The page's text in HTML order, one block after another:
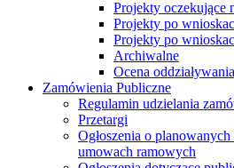
Projekty oczekujące
Projekty po
Projekty po
Archiwalne
Ocena
Zamówienia Publiczne
Regulamin udzielania
Przetargi
Ogłoszenia o
umowach ramowych